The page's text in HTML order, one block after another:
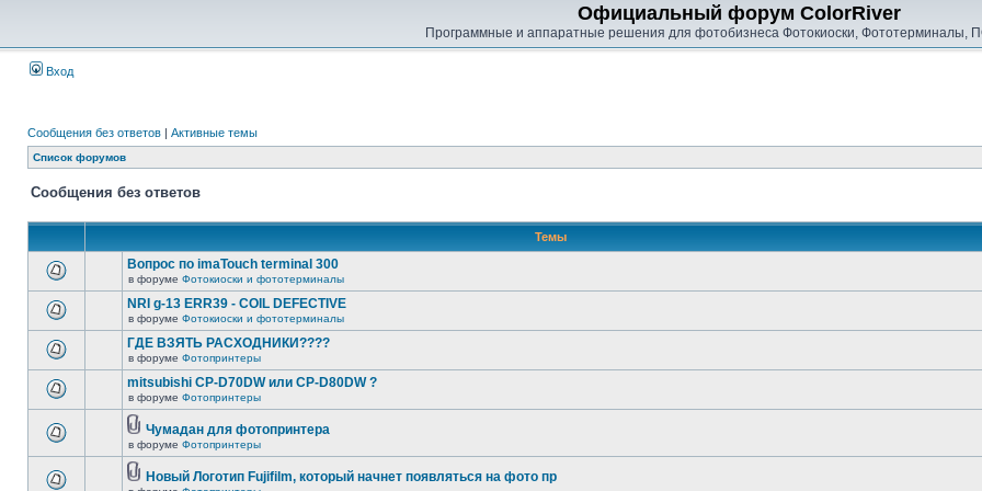
Официальный форум ColorRiver
Программные и аппаратные решения для фотобизнеса Фотокиоски, Фототерминалы,
Вход
Сообщения без ответов | Активные темы
Список форумов
Сообщения без ответов
Темы
Вопрос по imaTouch terminal 300
в форуме Фотокиоски и фототерминалы
NRI g-13 ERR39 - COIL DEFECTIVE
в форуме Фотокиоски и фототерминалы
ГДЕ ВЗЯТЬ РАСХОДНИКИ????
в форуме Фотопринтеры
mitsubishi CP-D70DW или CP-D80DW ?
в форуме Фотопринтеры
Чумадан для фотопринтера
в форуме Фотопринтеры
Новый Логотип Fujifilm, который начнет появляться на фото пр